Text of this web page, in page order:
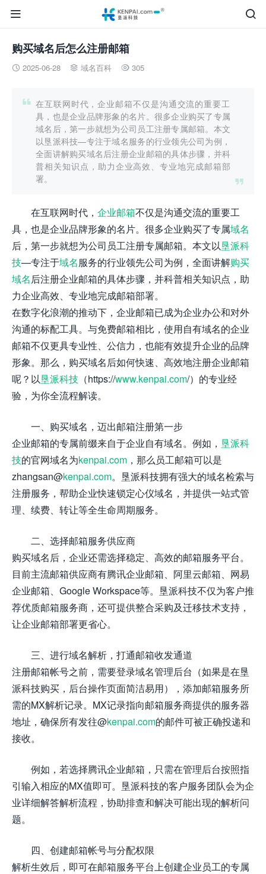


购买域名后怎么注册邮箱
 2025-06-28  域名百科  305


在互联网时代，企业邮箱不仅是沟通交流的重要工
具，也是企业品牌形象的名片。很多企业购买了专属
域名后，第一步就想为公司员工注册专属邮箱。本文
以垦派科技—专注于域名服务的行业领先公司为例，
全面讲解购买域名后注册企业邮箱的具体步骤，并科
普相关知识点，助力企业高效、专业地完成邮箱部
署。
在互联网时代， 企业邮箱不仅是沟通交流的重要工
具，也是企业品牌形象的名片。很多企业购买了专属域名
后，第一步就想为公司员工注册专属邮箱。本文以垦派科
技—专注于域名服务的行业领先公司为例，全面讲解购买
域名后注册企业邮箱的具体步骤，并科普相关知识点，助
力企业高效、专业地完成邮箱部署。
在数字化浪潮的推动下，企业邮箱已成为企业办公和对外
沟通的标配工具。与免费邮箱相比，使用自有域名的企业
邮箱不仅更具专业性、公信力，也能有效提升企业的品牌
形象。那么，购买域名后如何快速、高效地注册企业邮箱
呢？以垦派科技 （https://www.kenpai.com/）的专业经
验，为你全流程解读。
一、购买域名，迈出邮箱注册第一步
企业邮箱的专属前缀来自于企业自有域名。例如， 垦派科
技的官网域名为kenpai.com ，那么员工邮箱可以是
zhangsan@kenpai.com。垦派科技拥有强大的域名检索与
注册服务，帮助企业快速锁定心仪域名，并提供一站式管
理、续费、转让等全生命周期服务。
二、选择邮箱服务供应商
购买域名后，企业还需选择稳定、高效的邮箱服务平台。
目前主流邮箱供应商有腾讯企业邮箱、阿里云邮箱、网易
企业邮箱、Google Workspace等。垦派科技不仅为客户推
荐优质邮箱服务商，还可提供整合采购及迁移技术支持，
让企业邮箱部署更省心。
三、进行域名解析，打通邮箱收发通道
注册邮箱帐号之前，需要登录域名管理后台（如果是在垦
派科技购买，后台操作页面简洁易用），添加邮箱服务所
需的MX解析记录。MX记录指向邮箱服务商提供的服务器
地址，确保所有发往@kenpai.com的邮件可被正确投递和
接收。
例如，若选择腾讯企业邮箱，只需在管理后台按照指
引输入相应的MX值即可。垦派科技的客户服务团队会为企
业详细解答解析流程，协助排查和解决可能出现的解析问
题。
四、创建邮箱帐号与分配权限
解析生效后，即可在邮箱服务平台上创建企业员工的专属